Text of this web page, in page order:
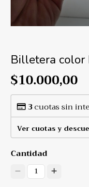
Billetera color
$10.000,00
3cuotas sin
Ver cuotas y
Cantidad
1